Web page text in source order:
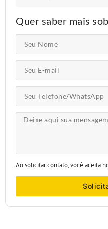
Quer saber mais
Ao solicitar contato, você aceita